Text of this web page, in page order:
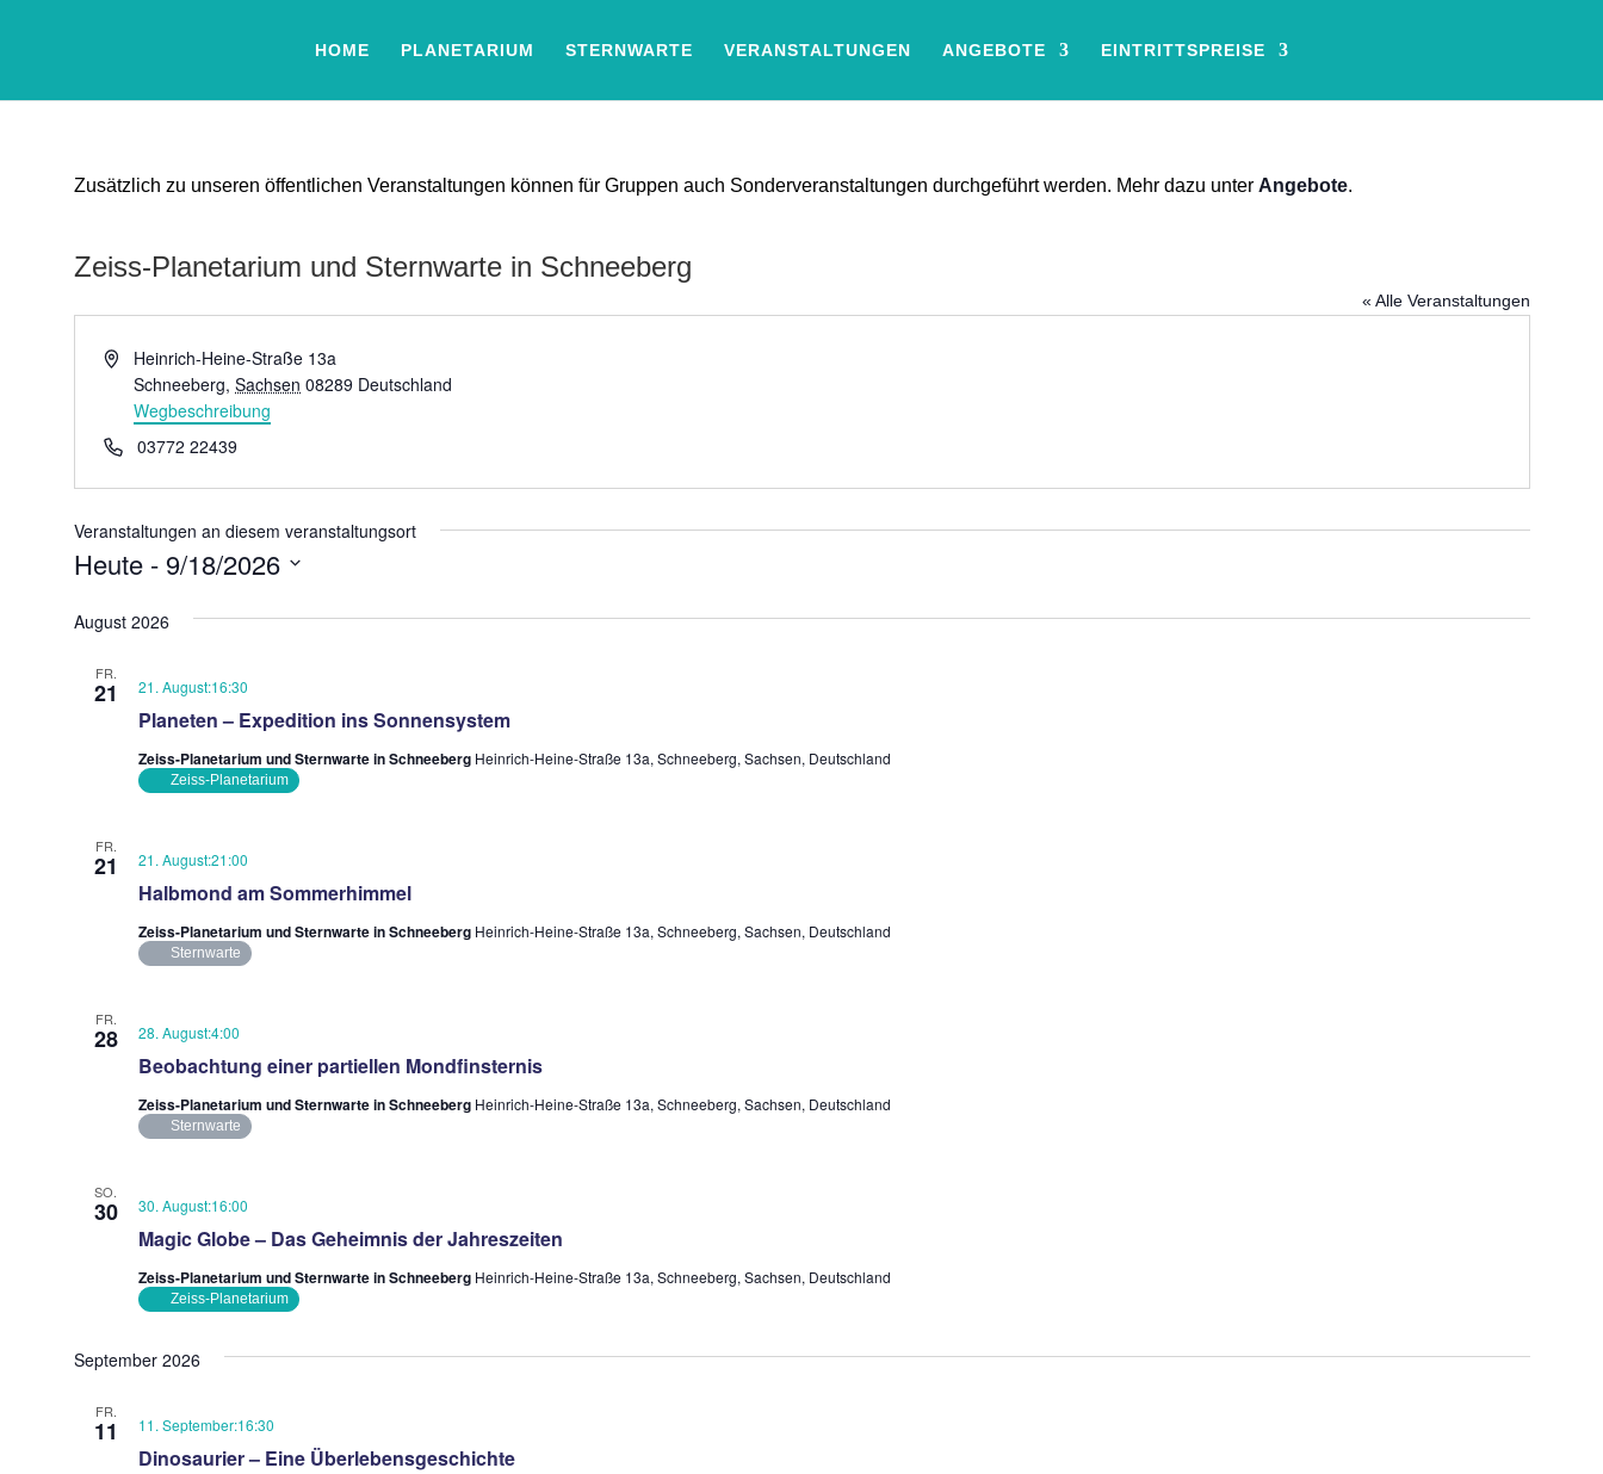
HOME PLANETARIUM STERNWARTE VERANSTALTUNGEN ANGEBOTE EINTRITTSPREISE
Zusätzlich zu unseren öffentlichen Veranstaltungen können für Gruppen auch Sonderveranstaltungen durchgeführt werden. Mehr dazu unter Angebote.
Zeiss-Planetarium und Sternwarte in Schneeberg
« Alle Veranstaltungen
AdresseHeinrich-Heine-Straße 13a
Schneeberg, Sachsen 08289 Deutschland
Wegbeschreibung
Telefon03772 22439
Veranstaltungen an diesem veranstaltungsort
Heute - 9/18/2026
wählen.
August 2026
FR.
21
Planeten – Expedition ins Sonnensystem
21. August:16:30
Zeiss-Planetarium und Sternwarte in Schneeberg Heinrich-Heine-Straße 13a, Schneeberg, Sachsen, Deutschland
Zeiss-Planetarium
FR.
21
Halbmond am Sommerhimmel
21. August:21:00
Zeiss-Planetarium und Sternwarte in Schneeberg Heinrich-Heine-Straße 13a, Schneeberg, Sachsen, Deutschland
Sternwarte
FR.
28
Beobachtung einer partiellen Mondfinsternis
28. August:4:00
Zeiss-Planetarium und Sternwarte in Schneeberg Heinrich-Heine-Straße 13a, Schneeberg, Sachsen, Deutschland
Sternwarte
SO.
30
Magic Globe – Das Geheimnis der Jahreszeiten
30. August:16:00
Zeiss-Planetarium und Sternwarte in Schneeberg Heinrich-Heine-Straße 13a, Schneeberg, Sachsen, Deutschland
Zeiss-Planetarium
September 2026
FR.
11
Dinosaurier – Eine Überlebensgeschichte
11. September:16:30